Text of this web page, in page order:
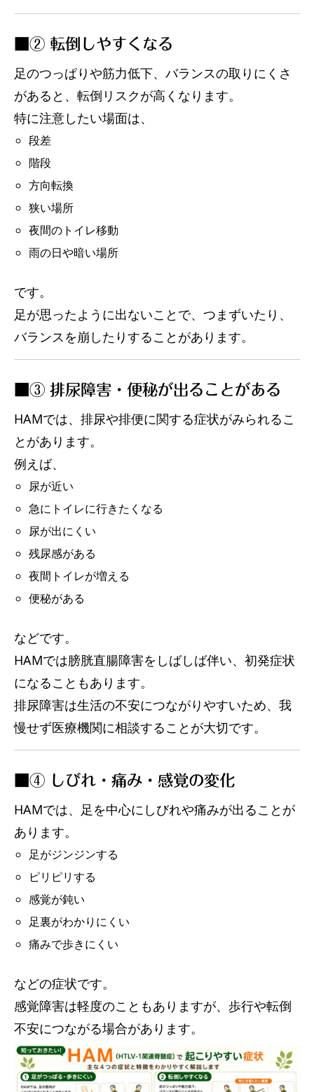
■② 転倒しやすくなる
足のつっぱりや筋力低下、バランスの取りにくさ
があると、転倒リスクが高くなります。
特に注意したい場面は、
段差
階段
方向転換
狭い場所
夜間のトイレ移動
雨の日や暗い場所
です。
足が思ったように出ないことで、つまずいたり、
バランスを崩したりすることがあります。
■③ 排尿障害・便秘が出ることがある
HAMでは、排尿や排便に関する症状がみられるこ
とがあります。
例えば、
尿が近い
急にトイレに行きたくなる
尿が出にくい
残尿感がある
夜間トイレが増える
便秘がある
などです。
HAMでは膀胱直腸障害をしばしば伴い、初発症状
になることもあります。
排尿障害は生活の不安につながりやすいため、我
慢せず医療機関に相談することが大切です。
■④ しびれ・痛み・感覚の変化
HAMでは、足を中心にしびれや痛みが出ることが
あります。
足がジンジンする
ピリピリする
感覚が鈍い
足裏がわかりにくい
痛みで歩きにくい
などの症状です。
感覚障害は軽度のこともありますが、歩行や転倒
不安につながる場合があります。